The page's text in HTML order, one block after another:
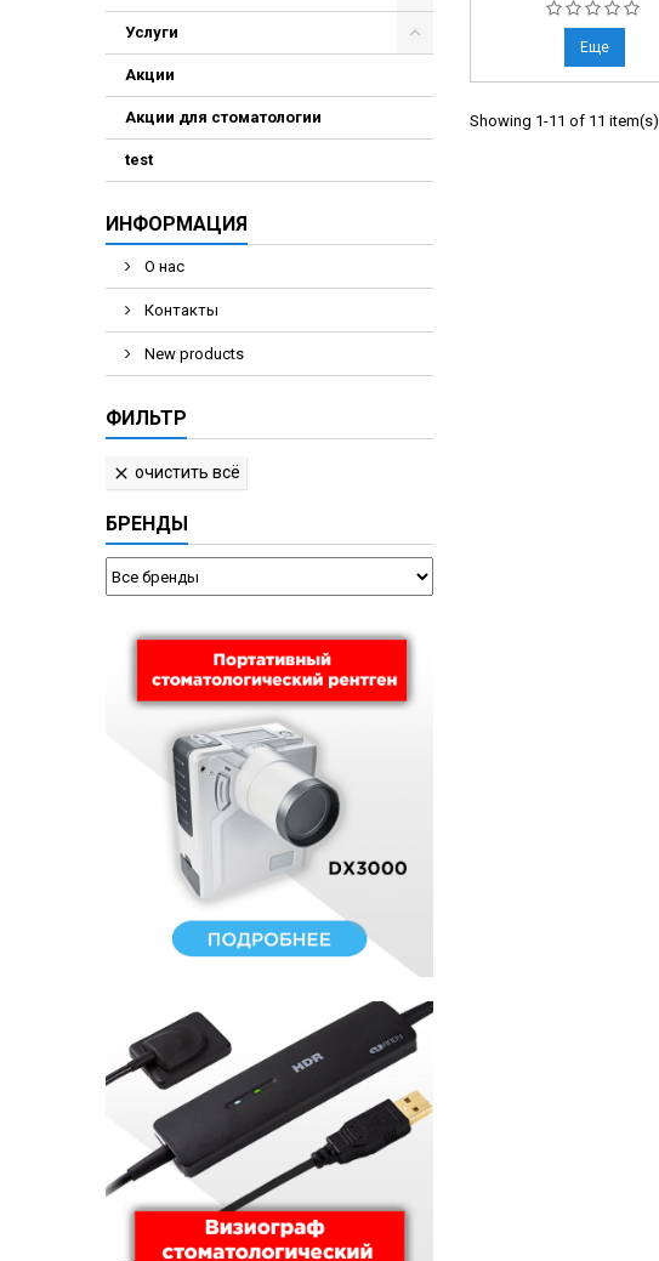
Услуги
Акции
Акции для стоматологии
test
ИНФОРМАЦИЯ
О нас
Контакты
New products
ФИЛЬТР
 очистить всё
БРЕНДЫ
Еще
Showing 1-11 of 11 item(s)